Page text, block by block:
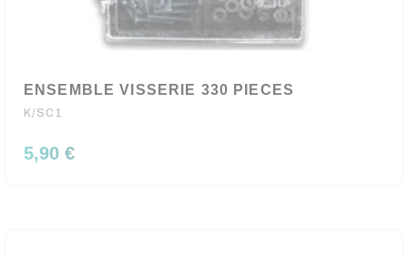
ENSEMBLE VISSERIE 330 PIECES
K/SC1
5,90 €